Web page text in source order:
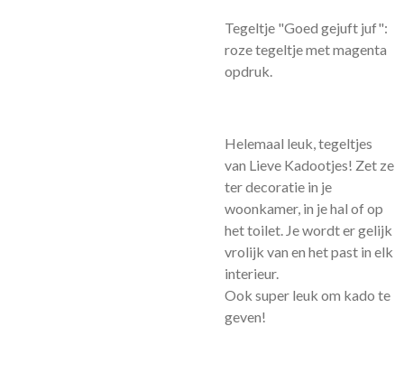
Tegeltje "Goed gejuft juf":
roze tegeltje met magenta
opdruk.
Helemaal leuk, tegeltjes
van Lieve Kadootjes! Zet ze
ter decoratie in je
woonkamer, in je hal of op
het toilet. Je wordt er gelijk
vrolijk van en het past in elk
interieur.
Ook super leuk om kado te
geven!